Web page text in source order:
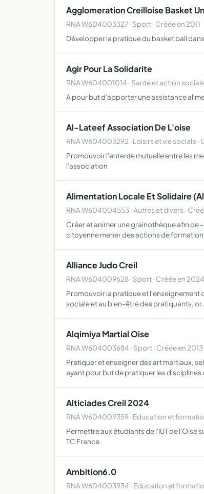
Agglomeration Creilloise Basket
RNA W604003327 · Sport · Créée en 2011
Développer la pratique du basket ball
Agir Pour La Solidarite
RNA W604001014 · Santé et action
A pour but d'apporter une assistance
Al-Lateef Association De L'oise
RNA W604003292 · Loisirs et vie sociale ·
Promouvoir l'entente mutuelle entre les
l'association
Alimentation Locale Et Solidaire
RNA W604004553 · Autres et divers ·
Créer et animer une grainothèque afin
citoyenne mener des actions de
Alliance Judo Creil
RNA W604009628 · Sport · Créée en 2024
Promouvoir la pratique et l'enseignement
sociale et au bien-être des pratiquants,
Alqimiya Martial Oise
RNA W604003684 · Sport · Créée en 2013
Pratiquer et enseigner des art martiaux,
ayant pour but de pratiquer les disciplines
Alticiades Creil 2024
RNA W604009359 · Education et
Permettre aux étudiants de l'IUT de l'Oise
TC France
Ambition6.0
RNA W604003934 · Education et